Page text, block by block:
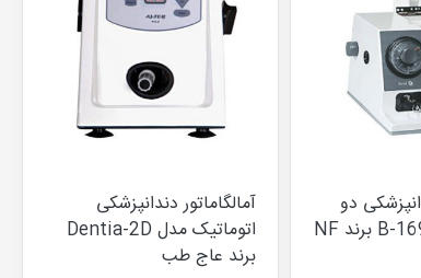
دو
آمالگاماتور دندانپزشکی
اتوماتیک مدل Dentia-2D
برند عاج طب